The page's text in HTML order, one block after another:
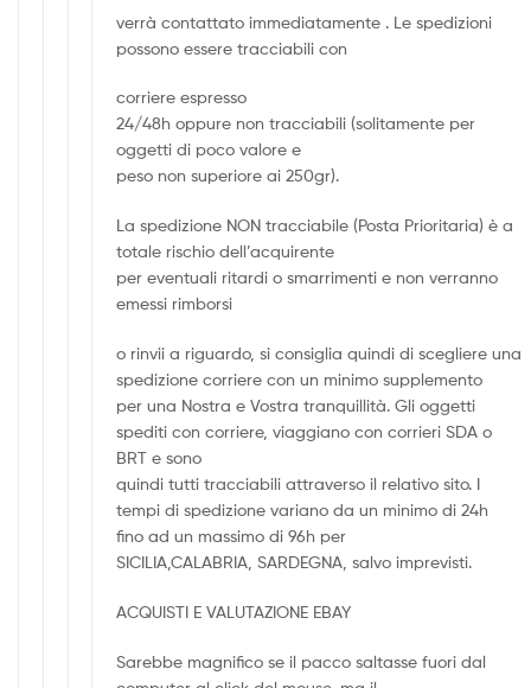
verrà contattato immediatamente . Le spedizioni
possono essere tracciabili con
corriere espresso
24/48h oppure non tracciabili (solitamente per
oggetti di poco valore e
peso non superiore ai 250gr).
La spedizione NON tracciabile (Posta Prioritaria) è a
totale rischio dell’acquirente
per eventuali ritardi o smarrimenti e non verranno
emessi rimborsi
o rinvii a riguardo, si consiglia quindi di scegliere una
spedizione corriere con un minimo supplemento
per una Nostra e Vostra tranquillità. Gli oggetti
spediti con corriere, viaggiano con corrieri SDA o
BRT e sono
quindi tutti tracciabili attraverso il relativo sito. I
tempi di spedizione variano da un minimo di 24h
fino ad un massimo di 96h per
SICILIA,CALABRIA, SARDEGNA, salvo imprevisti.
ACQUISTI E VALUTAZIONE EBAY
Sarebbe magnifico se il pacco saltasse fuori dal